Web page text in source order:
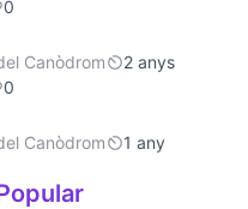
0
Canòdrom
2 anys
0
Canòdrom
1 any